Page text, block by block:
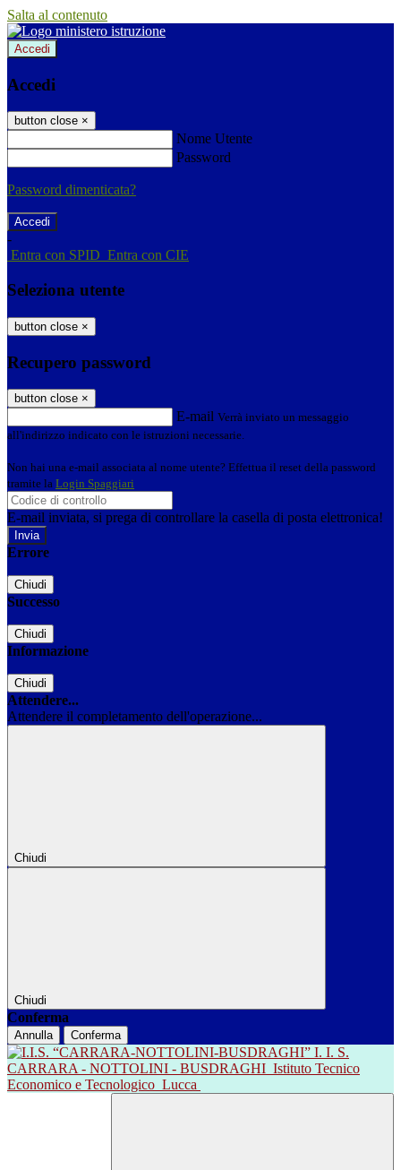
Salta al contenuto
Accedi
Accedi
button close ×
Nome Utente
Password
Password dimenticata?
-
Entra con SPID Entra con CIE
Seleziona utente
button close ×
Recupero password
button close ×
E-mail Verrà inviato un messaggio
all'indirizzo indicato con le istruzioni necessarie.
Non hai una e-mail associata al nome utente? Effettua il reset della password
tramite la Login Spaggiari
E-mail inviata, si prega di controllare la casella di posta elettronica!
Errore
Chiudi
Successo
Chiudi
Informazione
Chiudi
Attendere...
Attendere il completamento dell'operazione...
Chiudi
Chiudi
Conferma
Annulla Conferma
I. I. S.
CARRARA - NOTTOLINI - BUSDRAGHI Istituto Tecnico
Economico e Tecnologico Lucca